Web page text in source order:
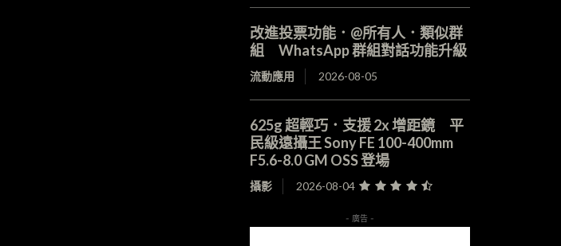
改進投票功能．@所有人．類似群
組 WhatsApp 群組對話功能升級
流動應用 2026-08-05
625g 超輕巧．支援 2x 增距鏡 平
民級遠攝王 Sony FE 100-400mm
F5.6-8.0 GM OSS 登場
攝影 2026-08-04
- 廣告 -